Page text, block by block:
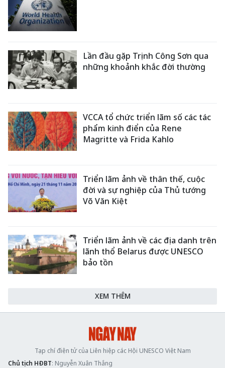
Lần đầu gặp Trịnh Công Sơn qua
những khoảnh khắc đời thường
VCCA tổ chức triển lãm số các tác
phẩm kinh điển của Rene
Magritte và Frida Kahlo
Triển lãm ảnh về thân thế, cuộc
đời và sự nghiệp của Thủ tướng
Võ Văn Kiệt
Triển lãm ảnh về các địa danh trên
lãnh thổ Belarus được UNESCO
bảo tồn
XEM THÊM
Tạp chí điện tử của Liên hiệp các Hội UNESCO Việt Nam
Chủ tịch HĐBT: Nguyễn Xuân Thắng